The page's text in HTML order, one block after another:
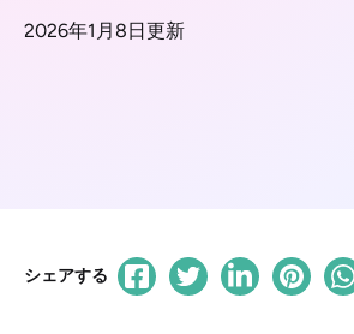
2026年1月8日更新
シェアする